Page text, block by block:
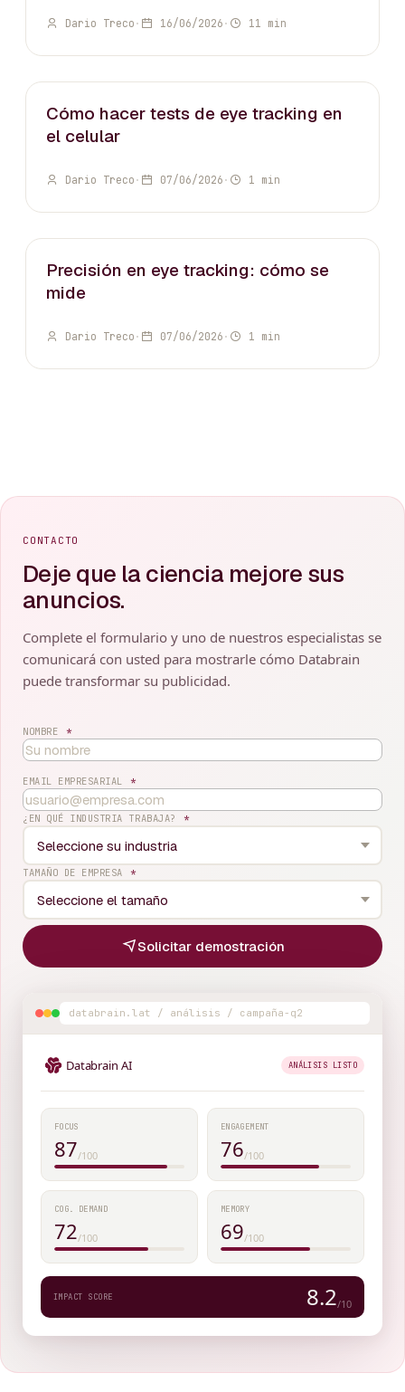
Dario Treco · 16/06/2026 · 11 min
EYE-TRACKING
Cómo hacer tests de eye tracking en
el celular
Dario Treco · 07/06/2026 · 1 min
EYE-TRACKING
Precisión en eye tracking: cómo se
mide
Dario Treco · 07/06/2026 · 1 min
CONTACTO
Deje que la ciencia mejore sus
anuncios.
Complete el formulario y uno de nuestros especialistas se
comunicará con usted para mostrarle cómo Databrain
puede transformar su publicidad.
NOMBRE *
EMAIL EMPRESARIAL *
¿EN QUÉ INDUSTRIA TRABAJA? *
TAMAÑO DE EMPRESA *
Solicitar demostración
databrain.lat / análisis / campaña-q2
Databrain AI ANÁLISIS LISTO
FOCUS
87/100
ENGAGEMENT
76/100
COG. DEMAND
72/100
MEMORY
69/100
IMPACT SCORE 8.2/10